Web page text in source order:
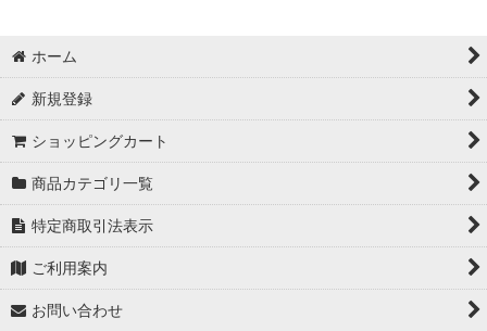
ホーム
新規登録
ショッピングカート
商品カテゴリ一覧
特定商取引法表示
ご利用案内
お問い合わせ